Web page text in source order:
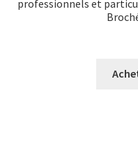
professionnels et